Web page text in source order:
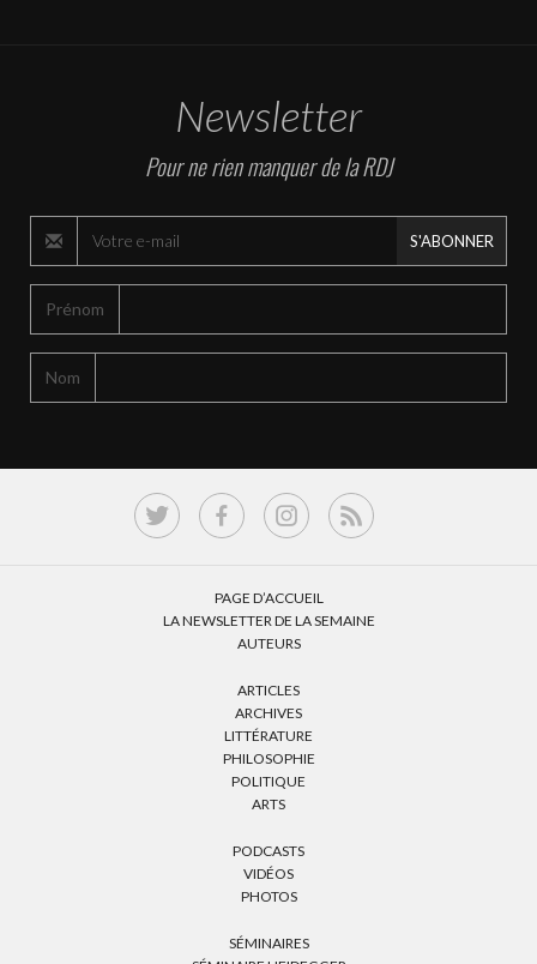
Newsletter
Pour ne rien manquer de la RDJ
S'ABONNER
Prénom
Nom
PAGE D’ACCUEIL
LA NEWSLETTER DE LA SEMAINE
AUTEURS
ARTICLES
ARCHIVES
LITTÉRATURE
PHILOSOPHIE
POLITIQUE
ARTS
PODCASTS
VIDÉOS
PHOTOS
SÉMINAIRES